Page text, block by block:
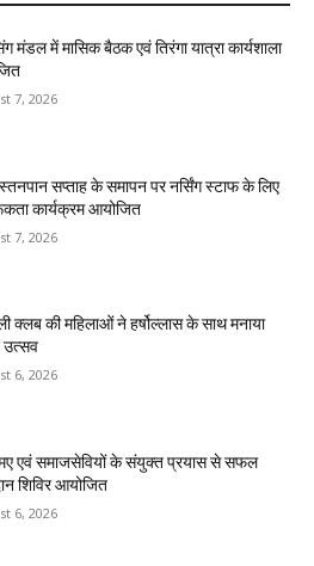
मंडल में मासिक बैठक एवं तिरंगा यात्रा कार्यशाला
7, 2026
सप्ताह के समापन पर नर्सिंग स्टाफ के लिए
कार्यक्रम आयोजित
7, 2026
क्लब की महिलाओं ने हर्षोल्लास के साथ मनाया
उत्सव
6, 2026
एवं समाजसेवियों के संयुक्त प्रयास से सफल
शिविर आयोजित
6, 2026